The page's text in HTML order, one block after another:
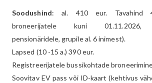
Soodushind: al. 410 eur. Tavahind
broneerijatele kuni 01.11.2026,
pensionäridele, grupile al. 6 inimest).
Lapsed (10 -15 a.) 390 eur.
Registreerijatele bussikohtade
Soovitav EV pass või ID-kaart (kehtivus